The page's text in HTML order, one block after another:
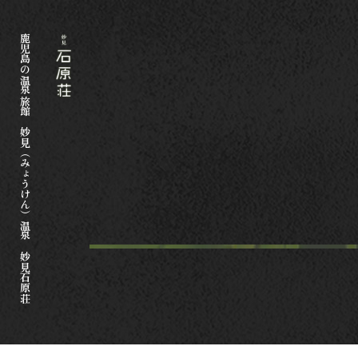
鹿児島の温泉旅館 妙見（みょうけん）温泉 妙見石原荘